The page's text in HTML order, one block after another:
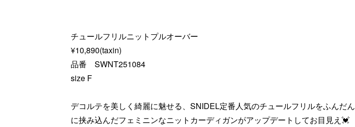
チュールフリルニットプルオーバー
¥10,890(taxin)
品番 SWNT251084
size F
デコルテを美しく綺麗に魅せる、SNIDEL定番人気のチュールフリルをふんだん
に挟み込んだフェミニンなニットカーディガンがアップデートしてお目見え💓